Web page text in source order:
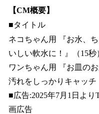
【CM概要】
■タイトル
ネコちゃん用 『お水、
いしい軟水に！』（15秒
ワンちゃん用 『お皿の
汚れをしっかりキャッチ
■広告:2025年7月1日よ
画広告